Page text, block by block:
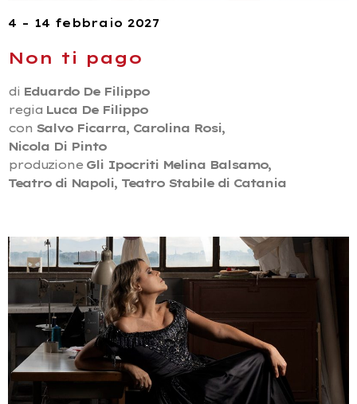
4 – 14 febbraio 2027
Non ti pago
di Eduardo De Filippo
regia Luca De Filippo
con Salvo Ficarra, Carolina Rosi,
Nicola Di Pinto
produzione Gli Ipocriti Melina Balsamo,
Teatro di Napoli, Teatro Stabile di Catania